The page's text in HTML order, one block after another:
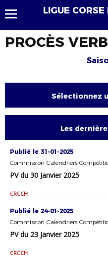
LIGUE
PROCÈS
Sélectionnez
Les
Publié le 31-01-2025
PV du 30 Janvier 2025
CRCCH
Publié le 24-01-2025
PV du 23 Janvier 2025
CRCCH